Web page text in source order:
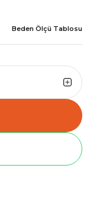
Beden Ölçü Tablosu